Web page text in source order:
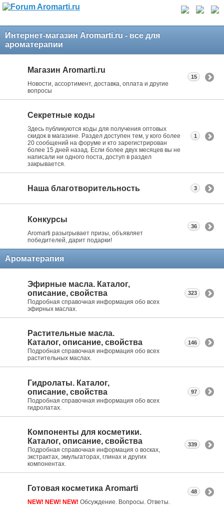
Интернет-магазин Aromarti.ru - все для
ароматерапии
Магазин Aromarti.ru
Новости, ассортимент, доставка, оплата и другие
вопросы
15
Секретные коды
Здесь публикуются коды для получения оптовых
скидок в магазине. Раздел доступен тем, у кого более
20 сообщений на форуме и кто зарегистрирован
более 15 дней назад. Если более двух месяцев вы не
написали ни одного поста, доступ в раздел
закрывается.
1
Наша благотворительность 3
Конкурсы
Aromarti разыгрывает призы, объявляет
победителей, дарит подарки!
36
Ароматерапия
Эфирные масла. Каталог,
описание, свойства
Подробная справочная информация обо всех
эфирных маслах.
323
Растительные масла.
Каталог, описание, свойства
Подробная справочная информация обо всех
растительных маслах.
146
Гидролаты. Каталог,
описание, свойства
Подробная справочная информация обо всех
гидролатах.
97
Компоненты для косметики.
Каталог, описание, свойства
Подробная справочная информация о восках,
экстрактах, эмульгаторах, глинах и других
компонентах.
339
Готовая косметика Aromarti
NEW! NEW! NEW! Обсуждение. Вопросы. Ответы.
48